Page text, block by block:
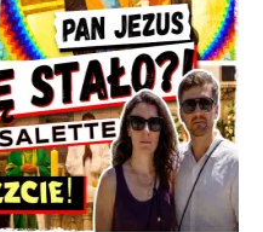
strona podręcznikowych
potwierdzenie dawnych
telewizyjnych ekspertów